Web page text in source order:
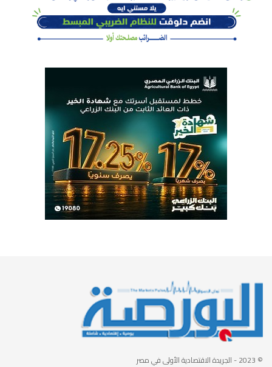
© 2023 - الجريدة الاقتصادية الأولى في مصر